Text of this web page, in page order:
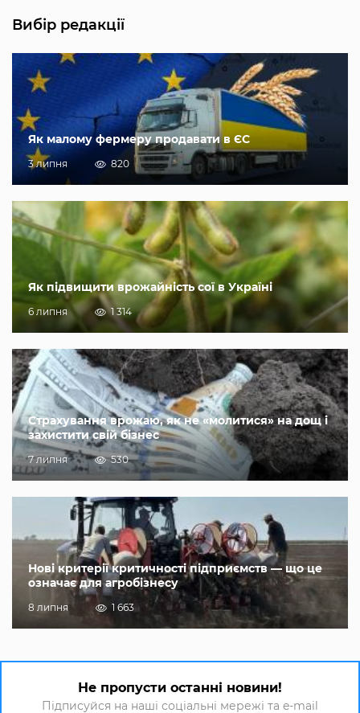
Вибір редакції
Як малому фермеру продавати в ЄС
3 липня 820
Як підвищити врожайність сої в Україні
6 липня 1 314
Страхування врожаю, як не «молитися» на дощ і
захистити свій бізнес
7 липня 530
Нові критерії критичності підприємств — що це
означає для агробізнесу
8 липня 1 663
Не пропусти останні новини!
Підписуйся на наші соціальні мережі та e-mail